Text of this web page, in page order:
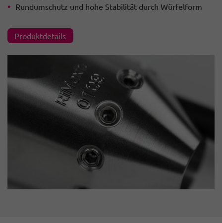
Rundumschutz und hohe Stabilität durch Würfelform
Produktdetails